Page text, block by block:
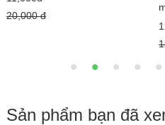
18,000đ
Sản phẩm bạn đã